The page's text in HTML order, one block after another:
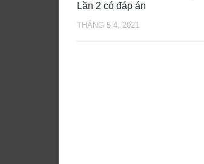
Lần 2 có đáp án
THÁNG 5 4, 2021